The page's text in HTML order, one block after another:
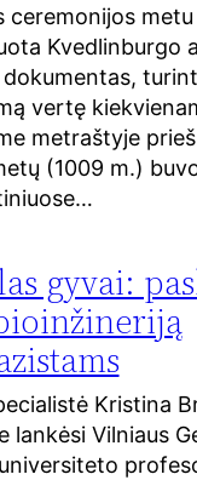
ceremonijos
Kvedlinburgo
dokumentas,
vertę
metraštyje
(1009 m.)
gyvai:
Kristina
lankėsi Vilniaus